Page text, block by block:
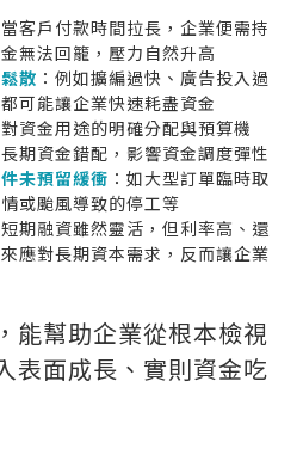
當客戶付款時間拉長，企業便需持
無法回籠，壓力自然升高
散 ：例如擴編過快、廣告投入過
可能讓企業快速耗盡資金
對資金用途的明確分配與預算機
期資金錯配，影響資金調度彈性
未預留緩衝 ：如大型訂單臨時取
或颱風導致的停工等
短期融資雖然靈活，但利率高、還
應對長期資本需求，反而讓企業
能幫助企業從根本檢視
表面成長、實則資金吃